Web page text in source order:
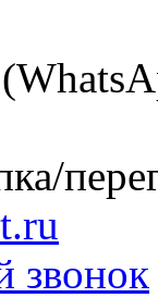
звонок